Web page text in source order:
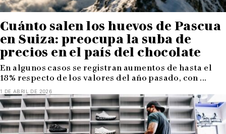
Cuánto salen los huevos de Pascua
en Suiza: preocupa la suba de
precios en el país del chocolate
En algunos casos se registran aumentos de hasta el
18% respecto de los valores del año pasado, con ...
1 DE ABRIL DE 2026